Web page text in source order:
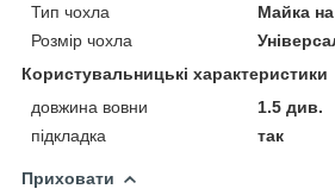
Тип чохла
Майка
Розмір чохла
Користувальницькі характеристики
довжина вовни
1.5 див.
підкладка
так
Приховати